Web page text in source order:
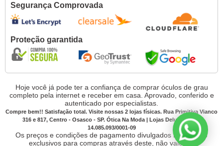
Segurança Comprovada
Proteção garantida
Hoje você já pode ter a confiança de comprar óculos de grau
completo pela internet e receber em casa. Aprovado, conferido e
autenticado por especialistas.
Compre bem!! Satisfação total. Visite nossas 2 lojas físicas. Rua Primitiva Vianco
316 e 817, Centro - Osasco - SP. Ótica Na Moda | Lojas Deluxe CNPJ:
14.085.093/0001-09
Os preços e condições de pagamento divulgados no site são
exclusivos para compras através deste, não valendo